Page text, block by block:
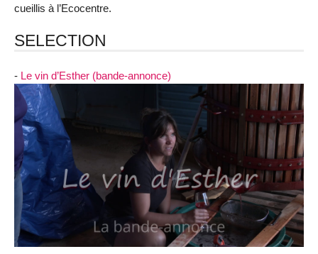
cueillis à l’Ecocentre.
SELECTION
- Le vin d’Esther (bande-annonce)